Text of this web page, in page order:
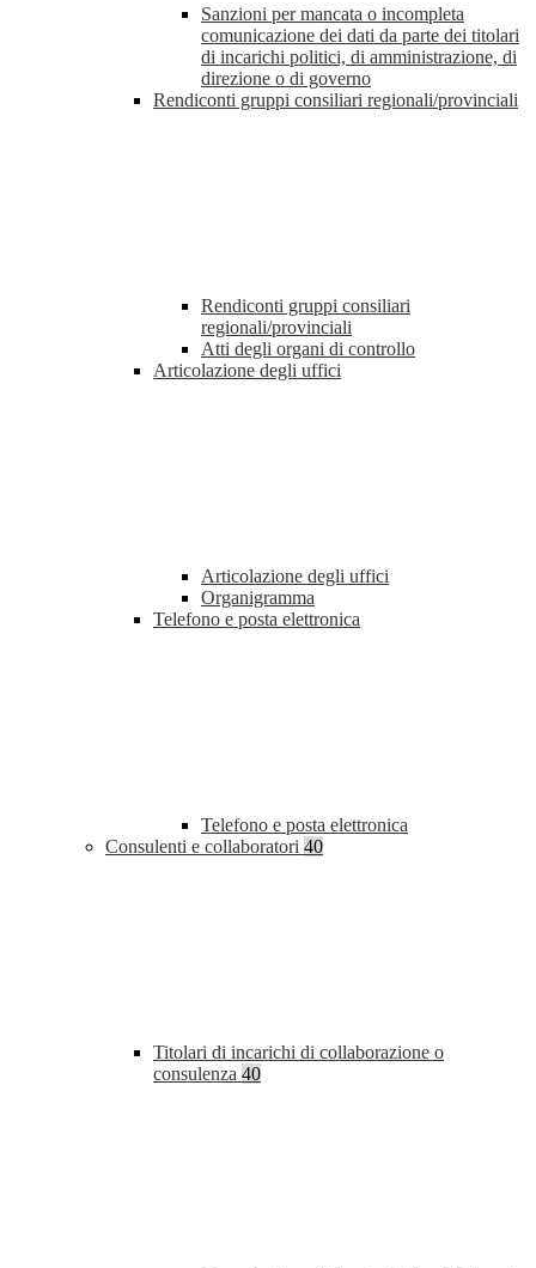
Sanzioni per mancata o incompleta
comunicazione dei dati da parte dei titolari
di incarichi politici, di amministrazione, di
direzione o di governo
Rendiconti gruppi consiliari regionali/provinciali
Rendiconti gruppi consiliari
regionali/provinciali
Atti degli organi di controllo
Articolazione degli uffici
Articolazione degli uffici
Organigramma
Telefono e posta elettronica
Telefono e posta elettronica
Consulenti e collaboratori 40
Titolari di incarichi di collaborazione o
consulenza 40